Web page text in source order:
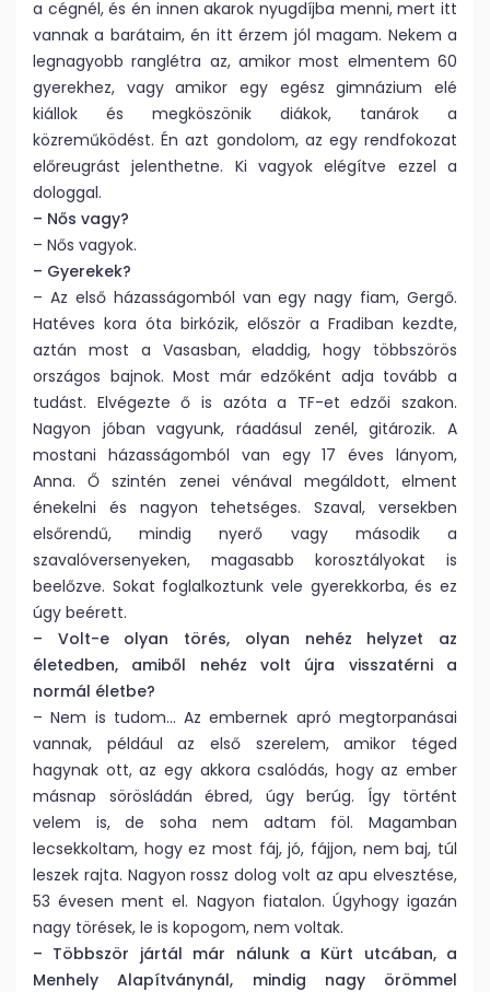
a cégnél, és én innen akarok nyugdíjba menni, mert itt
vannak a barátaim, én itt érzem jól magam. Nekem a
legnagyobb ranglétra az, amikor most elmentem 60
gyerekhez, vagy amikor egy egész gimnázium elé
kiállok és megköszönik diákok, tanárok a
közreműködést. Én azt gondolom, az egy rendfokozat
előreugrást jelenthetne. Ki vagyok elégítve ezzel a
dologgal.
– Nős vagy?
– Nős vagyok.
– Gyerekek?
– Az első házasságomból van egy nagy fiam, Gergő.
Hatéves kora óta birkózik, először a Fradiban kezdte,
aztán most a Vasasban, eladdig, hogy többszörös
országos bajnok. Most már edzőként adja tovább a
tudást. Elvégezte ő is azóta a TF-et edzői szakon.
Nagyon jóban vagyunk, ráadásul zenél, gitározik. A
mostani házasságomból van egy 17 éves lányom,
Anna. Ő szintén zenei vénával megáldott, elment
énekelni és nagyon tehetséges. Szaval, versekben
elsőrendű, mindig nyerő vagy második a
szavalóversenyeken, magasabb korosztályokat is
beelőzve. Sokat foglalkoztunk vele gyerekkorba, és ez
úgy beérett.
– Volt-e olyan törés, olyan nehéz helyzet az
életedben, amiből nehéz volt újra visszatérni a
normál életbe?
– Nem is tudom… Az embernek apró megtorpanásai
vannak, például az első szerelem, amikor téged
hagynak ott, az egy akkora csalódás, hogy az ember
másnap sörösládán ébred, úgy berúg. Így történt
velem is, de soha nem adtam föl. Magamban
lecsekkoltam, hogy ez most fáj, jó, fájjon, nem baj, túl
leszek rajta. Nagyon rossz dolog volt az apu elvesztése,
53 évesen ment el. Nagyon fiatalon. Úgyhogy igazán
nagy törések, le is kopogom, nem voltak.
– Többször jártál már nálunk a Kürt utcában, a
Menhely Alapítványnál, mindig nagy örömmel